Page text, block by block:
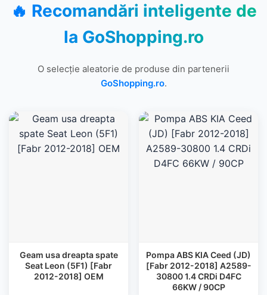
🔥 Recomandări inteligente de
la GoShopping.ro
O selecție aleatorie de produse din partenerii
GoShopping.ro.
Geam usa dreapta spate
Seat Leon (5F1) [Fabr
2012-2018] OEM
Pompa ABS KIA Ceed (JD)
[Fabr 2012-2018] A2589-
30800 1.4 CRDi D4FC
66KW / 90CP